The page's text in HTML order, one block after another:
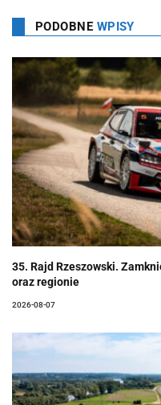
PODOBNE WPISY
35. Rajd Rzeszowski.
oraz regionie
2026-08-07